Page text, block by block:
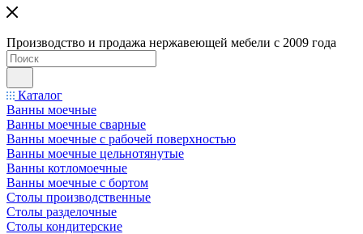
Производство и продажа нержавеющей мебели с 2009 года
Каталог
Ванны моечные
Ванны моечные сварные
Ванны моечные с рабочей поверхностью
Ванны моечные цельнотянутые
Ванны котломоечные
Ванны моечные с бортом
Столы производственные
Столы разделочные
Столы кондитерские